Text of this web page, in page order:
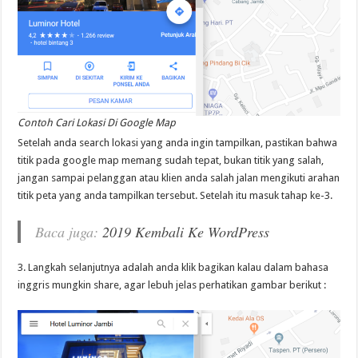
Contoh Cari Lokasi Di Google Map
Setelah anda search lokasi yang anda ingin tampilkan, pastikan bahwa
titik pada google map memang sudah tepat, bukan titik yang salah,
jangan sampai pelanggan atau klien anda salah jalan mengikuti arahan
titik peta yang anda tampilkan tersebut. Setelah itu masuk tahap ke-3.
Baca juga:2019 Kembali Ke WordPress
3. Langkah selanjutnya adalah anda klik bagikan kalau dalam bahasa
inggris mungkin share, agar lebuh jelas perhatikan gambar berikut :